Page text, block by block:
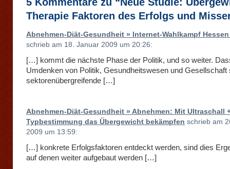
Therapie Faktoren des Erfolgs und
Abnehmen-Diät-Gesundheit » Internet-Wahlkampf
schrieb am 18. Januar 2009 um 20:26:
[…] kommt die nächste Phase der Politik, und so weiter.
Umdenken von Politik, Gesundheitswesen und Gesellschaft
sektorenübergreifende […]
Abnehmen-Diät-Gesundheit » Abnehmen: Mit Ultraschall
Typbestimmung das Übergewicht bekämpfen schrieb am
2009 um 13:59:
[…] konkrete Erfolgsfaktoren entdeckt werden, sind dies
auf denen weiter aufgebaut werden […]